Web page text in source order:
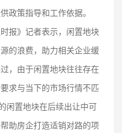
政策指导和工作依据。
报》记者表示，闲置地块
的浪费，助力相关企业缓
，由于闲置地块往往存在
求与当下的市场行情不匹
闲置地块在后续出让中可
助房企打造适销对路的项